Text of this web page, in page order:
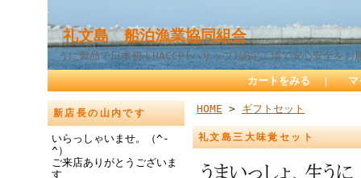
礼文島 船泊漁業協同組合
うに製品で日本初！HACCP(ハサップ)認定工場で安心安全をお
カートをみる ｜ マ
新店長の山内です
いらっしゃいませ。（^-
^）
ご来店ありがとうございま
す
HOME > ギフトセット
礼文島三大味覚セット